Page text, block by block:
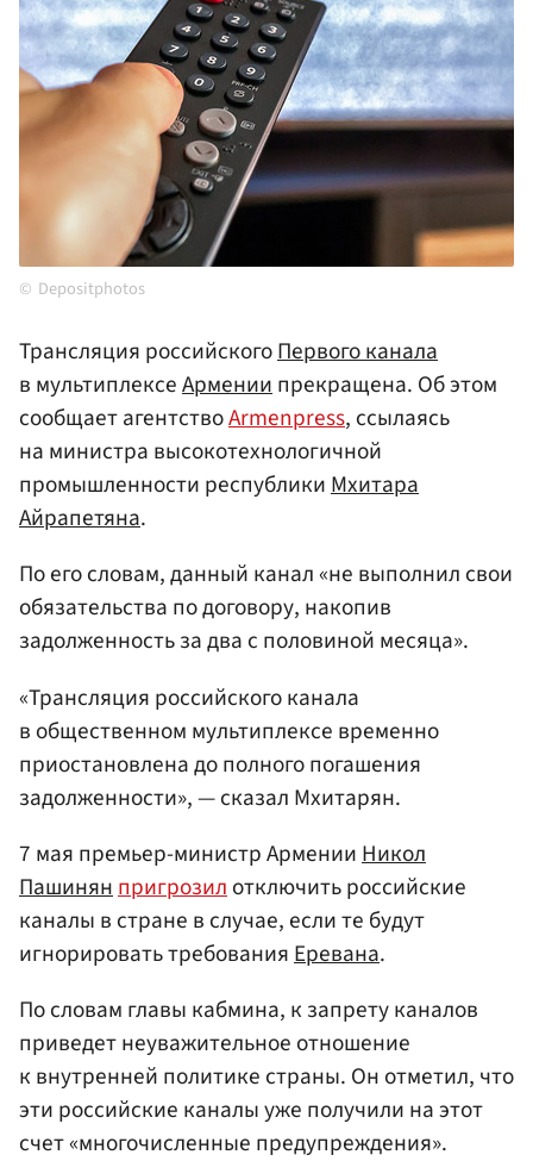
Depositphotos
Трансляция российскогоПервого канала
в мультиплексеАрмениипрекращена. Об этом
сообщает агентствоArmenpress, ссылаясь
на министра высокотехнологичной
промышленности республикиМхитара
Айрапетяна.
По его словам, данный канал «не выполнил свои
обязательства по договору, накопив
задолженность за два с половиной месяца».
«Трансляция российского канала
в общественном мультиплексе временно
приостановлена до полного погашения
задолженности», — сказал Мхитарян.
7 мая премьер-министр АрменииНикол
Пашинянпригрозилотключить российские
каналы в стране в случае, если те будут
игнорировать требованияЕревана.
По словам главы кабмина, к запрету каналов
приведет неуважительное отношение
к внутренней политике страны. Он отметил, что
эти российские каналы уже получили на этот
счет «многочисленные предупреждения».